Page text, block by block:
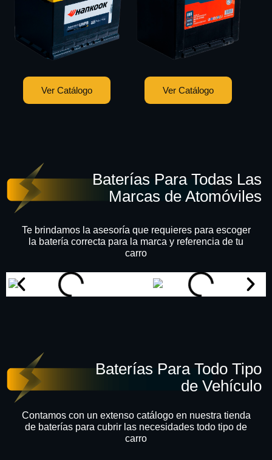
Ver Catálogo Ver Catálogo
Baterías Para Todas Las
Marcas de Atomóviles
Te brindamos la asesoría que requieres para escoger
la batería correcta para la marca y referencia de tu
carro
Baterías Para Todo Tipo
de Vehículo
Contamos con un extenso catálogo en nuestra tienda
de baterías para cubrir las necesidades todo tipo de
carro